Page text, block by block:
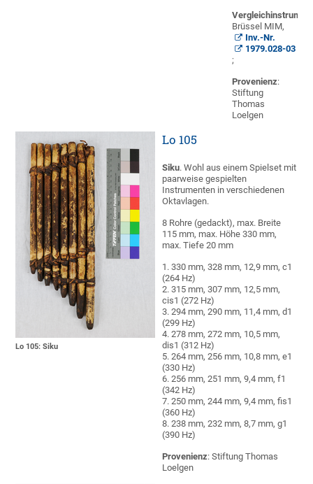
Brüssel MIM,
Inv.-Nr.
1979.028-03
;
Provenienz:
Stiftung
Thomas
Loelgen
Lo 105: Siku
Lo 105
Siku. Wohl aus einem Spielset mit
paarweise gespielten
Instrumenten in verschiedenen
Oktavlagen.
8 Rohre (gedackt), max. Breite
115 mm, max. Höhe 330 mm,
max. Tiefe 20 mm
1. 330 mm, 328 mm, 12,9 mm, c1
(264 Hz)
2. 315 mm, 307 mm, 12,5 mm,
cis1 (272 Hz)
3. 294 mm, 290 mm, 11,4 mm, d1
(299 Hz)
4. 278 mm, 272 mm, 10,5 mm,
dis1 (312 Hz)
5. 264 mm, 256 mm, 10,8 mm, e1
(330 Hz)
6. 256 mm, 251 mm, 9,4 mm, f1
(342 Hz)
7. 250 mm, 244 mm, 9,4 mm, fis1
(360 Hz)
8. 238 mm, 232 mm, 8,7 mm, g1
(390 Hz)
Provenienz: Stiftung Thomas
Loelgen